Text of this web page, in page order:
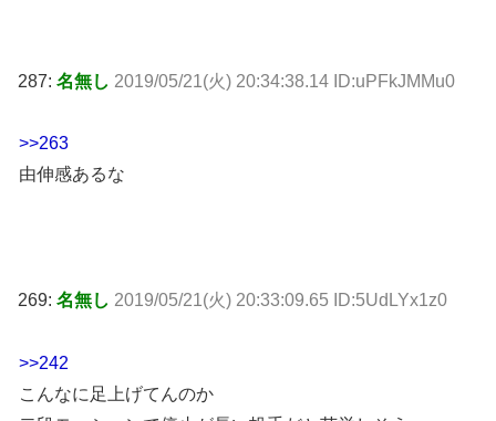
287: 名無し 2019/05/21(火) 20:34:38.14 ID:uPFkJMMu0
>>263
由伸感あるな
269: 名無し 2019/05/21(火) 20:33:09.65 ID:5UdLYx1z0
>>242
こんなに足上げてんのか